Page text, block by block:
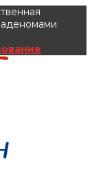
аденомами